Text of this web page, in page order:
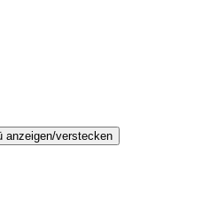
anzeigen/verstecken